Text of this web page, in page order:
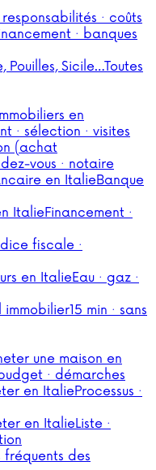
· coûts
· banques
Pouilles, Sicile…Toutes
en
· sélection · visites
(achat
vous · notaire
en ItalieBanque
ItalieFinancement ·
fiscale ·
en ItalieEau · gaz ·
immobilier15 min · sans
une maison en
· démarches
en ItalieProcessus ·
en ItalieListe ·
fréquents des